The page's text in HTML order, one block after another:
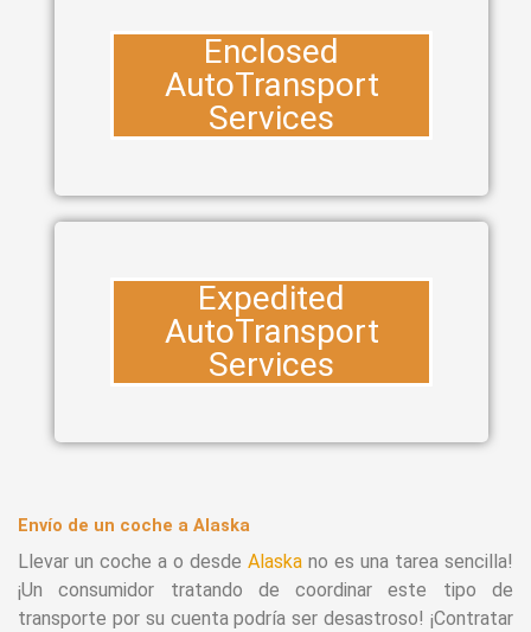
Enclosed
AutoTransport
Services
Expedited
AutoTransport
Services
Envío de un coche a Alaska
Llevar un coche a o desde Alaska no es una tarea sencilla!
¡Un consumidor tratando de coordinar este tipo de
transporte por su cuenta podría ser desastroso! ¡Contratar